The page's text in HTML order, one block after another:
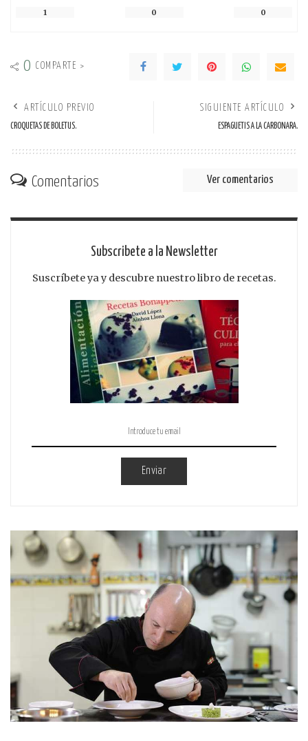
1 0 0
0 COMPARTE >
ARTÍCULO PREVIO
CROQUETAS DE BOLETUS.
SIGUIENTE ARTÍCULO
ESPAGUETIS A LA CARBONARA.
Comentarios Ver comentarios
Subscribete a la Newsletter
Suscríbete ya y descubre nuestro libro de recetas.
Enviar